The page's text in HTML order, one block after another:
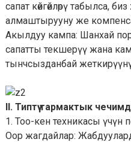
сапат көйгөйлөрү табылса,
алмаштырууну же
Акылдуу кампа: Шанхай
сапатты текшерүү жана
тынчсызданбай
II. Типтүү тармактык
1. Тоо-кен техникасы
Оор жагдайлар: